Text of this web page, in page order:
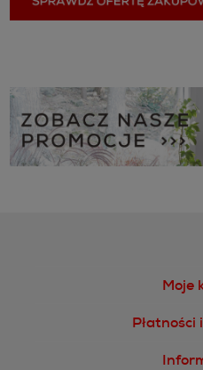
Moje
Płatności